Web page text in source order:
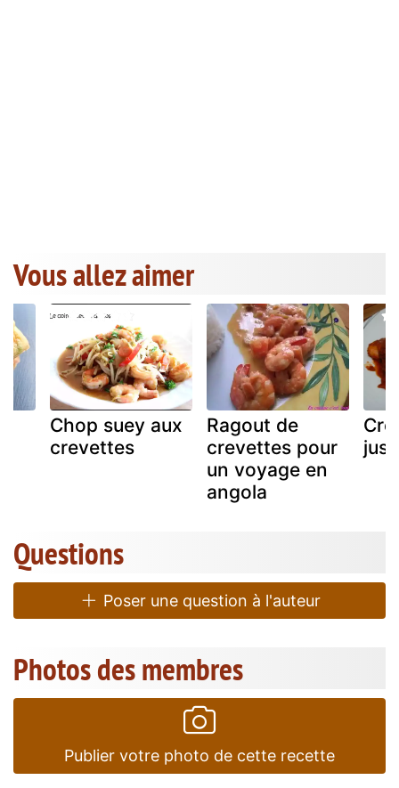
Vous allez aimer
Chop suey aux
crevettes
Ragout de
crevettes pour
un voyage en
angola
jus
Questions
Poser une question à l'auteur
Photos des membres
Publier votre photo de cette recette